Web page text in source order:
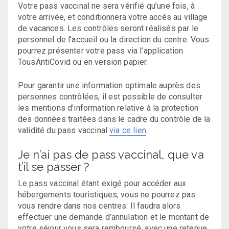
Votre pass vaccinal ne sera vérifié qu’une fois, à
votre arrivée, et conditionnera votre accès au village
de vacances. Les contrôles seront réalisés par le
personnel de l’accueil ou la direction du centre. Vous
pourrez présenter votre pass via l’application
TousAntiCovid ou en version papier.
Pour garantir une information optimale auprès des
personnes contrôlées, il est possible de consulter
les mentions d’information relative à la protection
des données traitées dans le cadre du contrôle de la
validité du pass vaccinalvia ce lien.
Je n’ai pas de pass vaccinal, que va
t’il se passer ?
Le pass vaccinal étant exigé pour accéder aux
hébergements touristiques, vous ne pourrez pas
vous rendre dans nos centres. Il faudra alors
effectuer une demande d’annulation et le montant de